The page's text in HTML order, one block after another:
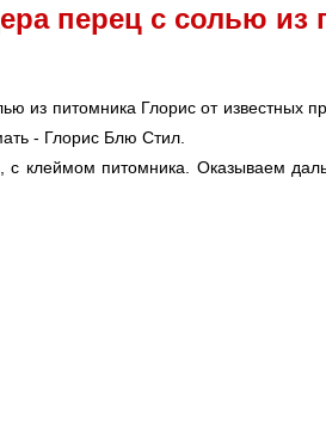
перец с солью из
из питомника Глорис от известных
- Глорис Блю Стил.
с клеймом питомника. Оказываем